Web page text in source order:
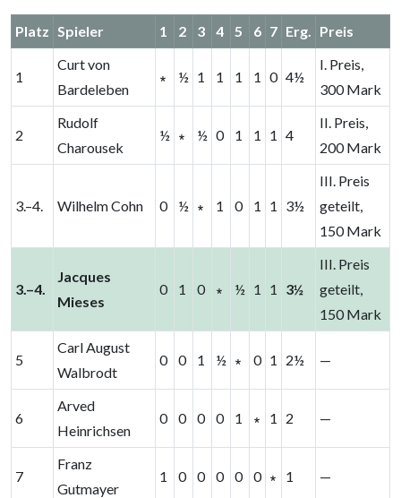
Platz Spieler 1 2 3 4 5 6 7 Erg. Preis
1
Curt von
Bardeleben
∗ ½ 1 1 1 1 0 4½
I. Preis,
300 Mark
2
Rudolf
Charousek
½ ∗ ½ 0 1 1 1 4
II. Preis,
200 Mark
3.–4. Wilhelm Cohn 0 ½ ∗ 1 0 1 1 3½
III. Preis
geteilt,
150 Mark
3.–4.
Jacques
Mieses
0 1 0 ∗ ½ 1 1 3½
III. Preis
geteilt,
150 Mark
5
Carl August
Walbrodt
0 0 1 ½ ∗ 0 1 2½ —
6
Arved
Heinrichsen
0 0 0 0 1 ∗ 1 2 —
7
Franz
Gutmayer
1 0 0 0 0 0 ∗ 1 —